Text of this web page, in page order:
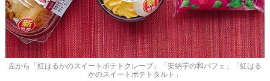
左から「紅はるかのスイートポテトクレープ」「安納芋の和パフェ」「紅はる
かのスイートポテトタルト」